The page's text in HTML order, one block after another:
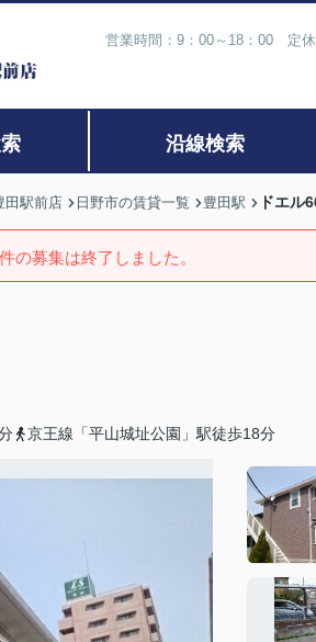
営業時間：9：00～18：00 定
沿線検索
田駅前店 日野市の賃貸一覧 豊田駅 ドエル
の募集は終了しました。
京王線「平山城址公園」駅徒歩18分